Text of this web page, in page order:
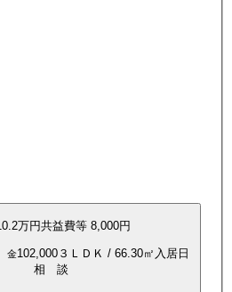
万円共益費等 8,000円
金102,000３ＬＤＫ / 66.30㎡ 入居日
相 談